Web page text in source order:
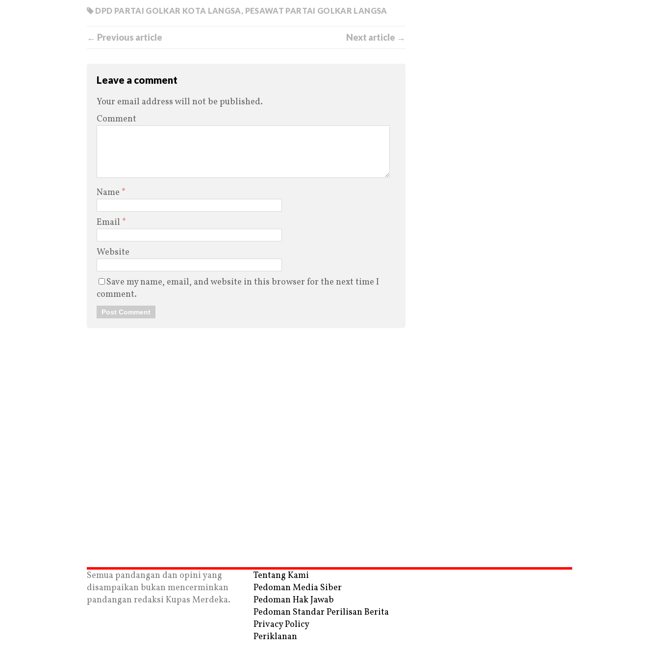
DPD PARTAI GOLKAR KOTA LANGSA, PESAWAT PARTAI GOLKAR LANGSA
← Previous article Next article →
Leave a comment
Your email address will not be published.
Comment
Name *
Email *
Website
Save my name, email, and website in this browser for the next time I
comment.
Semua pandangan dan opini yang
disampaikan bukan mencerminkan
pandangan redaksi Kupas Merdeka.
Tentang Kami
Pedoman Media Siber
Pedoman Hak Jawab
Pedoman Standar Perilisan Berita
Privacy Policy
Periklanan